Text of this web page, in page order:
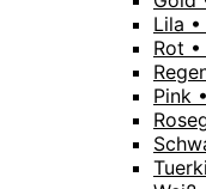
Lila
Rot
Pink